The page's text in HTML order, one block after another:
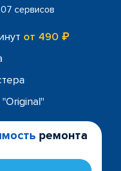
сервисов
от 490 ₽
ремонта